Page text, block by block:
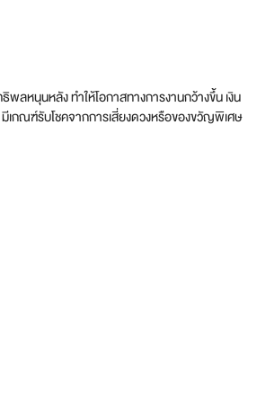
ลหนุนหลัง ทำให้โอกาสทางการงานกว้างขึ้น เงิน
เกณฑ์รับโชคจากการเสี่ยงดวงหรือของขวัญพิเศษ